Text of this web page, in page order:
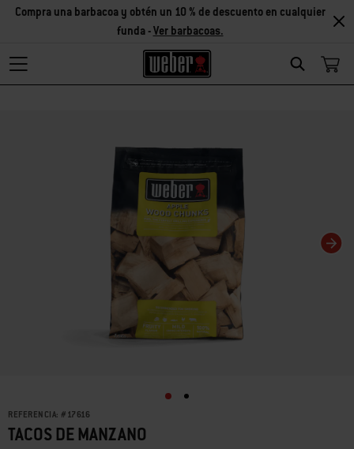
Search
Compra una barbacoa y obtén un 10 % de descuento en cualquier
funda -Ver barbacoas.
REFERENCIA: # 17616
TACOS DE MANZANO